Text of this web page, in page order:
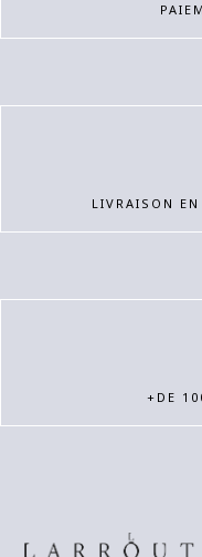
LIVRAISON
+DE